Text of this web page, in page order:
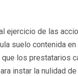
ejercicio de las
suelo contenida
los prestatarios
instar la nulidad